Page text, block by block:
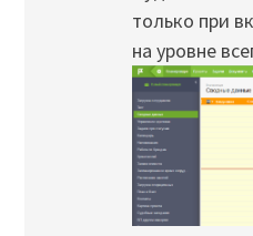
только при
на уровне